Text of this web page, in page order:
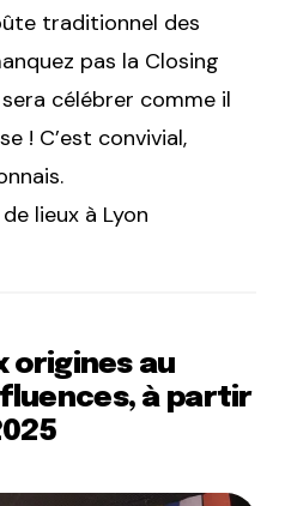
traditionnel des
pas la Closing
célébrer comme il
! C’est convivial,
lieux à Lyon
origines au
à partir